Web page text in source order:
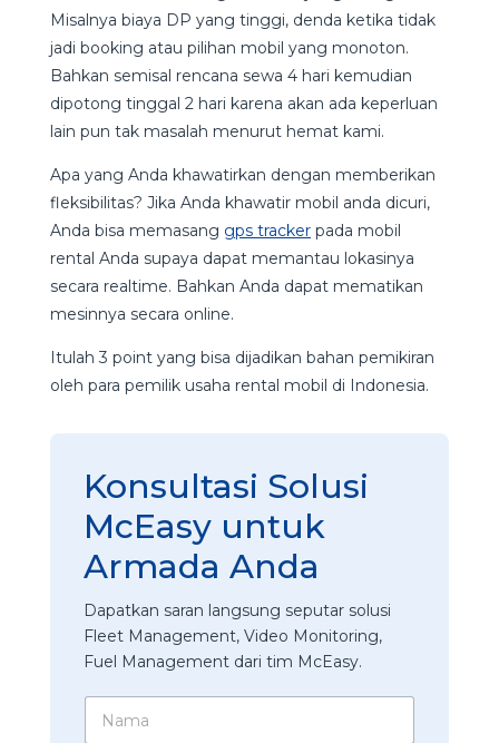
Misalnya biaya DP yang tinggi, denda ketika tidak
jadi booking atau pilihan mobil yang monoton.
Bahkan semisal rencana sewa 4 hari kemudian
dipotong tinggal 2 hari karena akan ada keperluan
lain pun tak masalah menurut hemat kami.
Apa yang Anda khawatirkan dengan memberikan
fleksibilitas? Jika Anda khawatir mobil anda dicuri,
Anda bisa memasang gps trackerpada mobil
rental Anda supaya dapat memantau lokasinya
secara realtime. Bahkan Anda dapat mematikan
mesinnya secara online.
Itulah 3 point yang bisa dijadikan bahan pemikiran
oleh para pemilik usaha rental mobil di Indonesia.
Konsultasi Solusi
McEasy untuk
Armada Anda
Dapatkan saran langsung seputar solusi
Fleet Management, Video Monitoring,
Fuel Management dari tim McEasy.
N